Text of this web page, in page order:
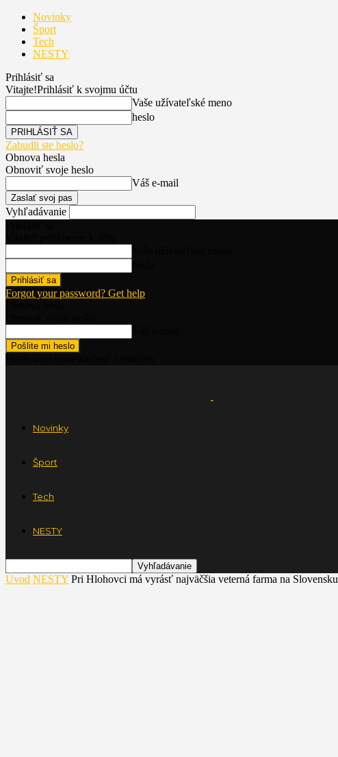
Novinky
Šport
Tech
NESTY
Prihlásiť sa
Vitajte!Prihlásiť k svojmu účtu
Vaše užívateľské meno
heslo
Zabudli ste heslo?
Obnova hesla
Obnoviť svoje heslo
Váš e-mail
Vyhľadávanie
Forgot your password? Get help
Novinky
Šport
Tech
NESTY
Úvod NESTY Pri Hlohovci má vyrásť najväčšia veterná farma na Slovensku